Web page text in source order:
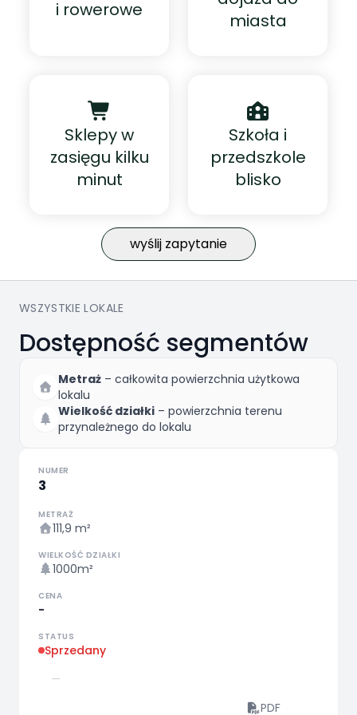
Biedronka:6 min samochodem
Lidl:7 min samochodem
przestrzeń sprzyjającą relaksowi i wspólnemu spędzaniu
i rowerowe
miasta
Sklepy w
zasięgu kilku
minut
Szkoła i
przedszkole
blisko
wyślij zapytanie
WSZYSTKIE LOKALE
Dostępność segmentów
Metraż – całkowita powierzchnia użytkowa
lokalu
Wielkość działki – powierzchnia terenu
przynależnego do lokalu
NUMER
3
METRAŻ
111,9 m²
WIELKOŚĆ DZIAŁKI
1000m²
CENA
-
STATUS
Sprzedany
—
PDF